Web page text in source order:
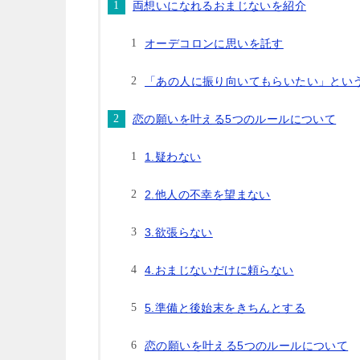
両想いになれるおまじないを紹介
オーデコロンに思いを託す
「あの人に振り向いてもらいたい」とい
恋の願いを叶える5つのルールについて
1.疑わない
2.他人の不幸を望まない
3.欲張らない
4.おまじないだけに頼らない
5.準備と後始末をきちんとする
恋の願いを叶える5つのルールについて